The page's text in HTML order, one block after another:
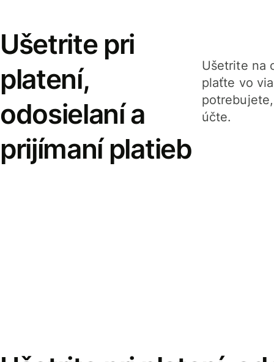
Ušetrite pri
platení,
odosielaní a
prijímaní platieb
Ušetrite na
plaťte vo
účte.